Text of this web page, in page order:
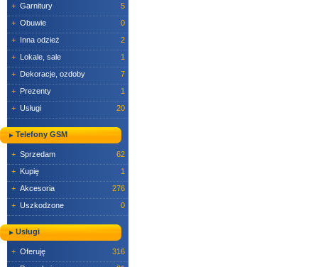
+ Garnitury
5
+ Obuwie
0
+ Inna odzież
2
+ Lokale, sale
1
+ Dekoracje, ozdoby
7
+ Prezenty
1
+ Usługi 20
Telefony GSM
+ Sprzedam
62
+ Kupię
1
+ Akcesoria
276
+ Uszkodzone 0
Usługi
+ Oferuję
316